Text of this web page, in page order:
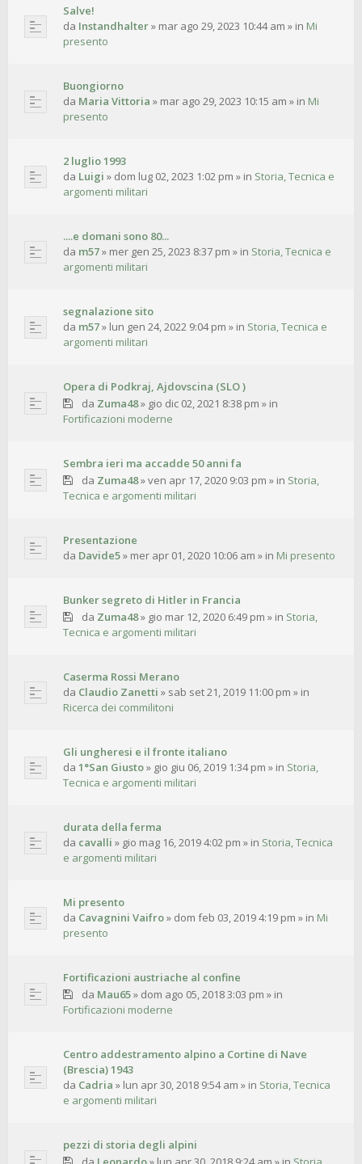
Salve!
da Instandhalter» mar ago 29, 2023 10:44 am » in Mi
presento
Buongiorno
da Maria Vittoria » mar ago 29, 2023 10:15 am » in Mi
presento
2 luglio 1993
da Luigi » dom lug 02, 2023 1:02 pm » in Storia, Tecnica e
argomenti militari
....e domani sono 80...
da m57» mer gen 25, 2023 8:37 pm » in Storia, Tecnica e
argomenti militari
segnalazione sito
da m57» lun gen 24, 2022 9:04 pm » in Storia, Tecnica e
argomenti militari
Opera di Podkraj, Ajdovscina (SLO )
da Zuma48» gio dic 02, 2021 8:38 pm » in
Fortificazioni moderne
Sembra ieri ma accadde 50 anni fa
da Zuma48»ven apr 17, 2020 9:03 pm » in Storia,
Tecnica e argomenti militari
Presentazione
da Davide5» mer apr 01, 2020 10:06 am » in Mi presento
Bunker segreto di Hitler in Francia
da Zuma48» gio mar 12, 2020 6:49 pm » in Storia,
Tecnica e argomenti militari
Caserma Rossi Merano
da Claudio Zanetti » sab set 21, 2019 11:00 pm » in
Ricerca dei commilitoni
Gli ungheresi e il fronte italiano
da 1°San Giusto» gio giu 06, 2019 1:34 pm » in Storia,
Tecnica e argomenti militari
durata della ferma
da cavalli » gio mag 16, 2019 4:02 pm » in Storia, Tecnica
e argomenti militari
Mi presento
da Cavagnini Vaifro» dom feb 03, 2019 4:19 pm » in Mi
presento
Fortificazioni austriache al confine
da Mau65» dom ago 05, 2018 3:03 pm » in
Fortificazioni moderne
Centro addestramento alpino a Cortine di Nave
(Brescia) 1943
da Cadria » lun apr 30, 2018 9:54 am » in Storia, Tecnica
e argomenti militari
pezzi di storia degli alpini